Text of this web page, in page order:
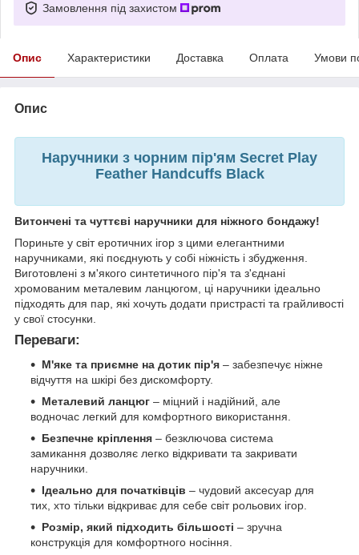
Замовлення під захистом
Опис Характеристики Доставка Оплата Умови
Опис
Наручники з чорним пір'ям Secret Play
Feather Handcuffs Black
Витончені та чуттєві наручники для ніжного бондажу!
Пориньте у світ еротичних ігор з цими елегантними
наручниками, які поєднують у собі ніжність і збудження.
Виготовлені з м'якого синтетичного пір'я та з'єднані
хромованим металевим ланцюгом, ці наручники ідеально
підходять для пар, які хочуть додати пристрасті та грайливості
у свої стосунки.
Переваги:
М'яке та приємне на дотик пір'я – забезпечує ніжне
відчуття на шкірі без дискомфорту.
Металевий ланцюг – міцний і надійний, але
водночас легкий для комфортного використання.
Безпечне кріплення – безключова система
замикання дозволяє легко відкривати та закривати
наручники.
Ідеально для початківців – чудовий аксесуар для
тих, хто тільки відкриває для себе світ рольових ігор.
Розмір, який підходить більшості – зручна
конструкція для комфортного носіння.